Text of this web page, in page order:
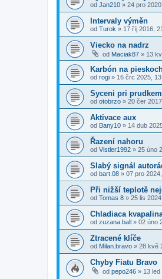
od Jan210 » 24 pro
Intervaly výměn
od Turok » 17 říj 2016,
Viecko na nadrz
od Maciak87 » 13
Karbón na
od rogi » 16 črc 2025,
Syceni pri
od otobrzo » 20 čer
Aktivace aux
od Bany10 » 14 dub
Řazení nahoru
od Vistler1992 » 25 úno
Slabý signál
od bart.08 » 07 pro
Při nižší teplotě
od Tomas 8 » 25 lis
Chladiaca
od zuzana.ball » 02 úno
Ztracené klíče
od Milan.bravo » 28 kvě
Chyby Fiatu Bravo
od pepo246 » 13